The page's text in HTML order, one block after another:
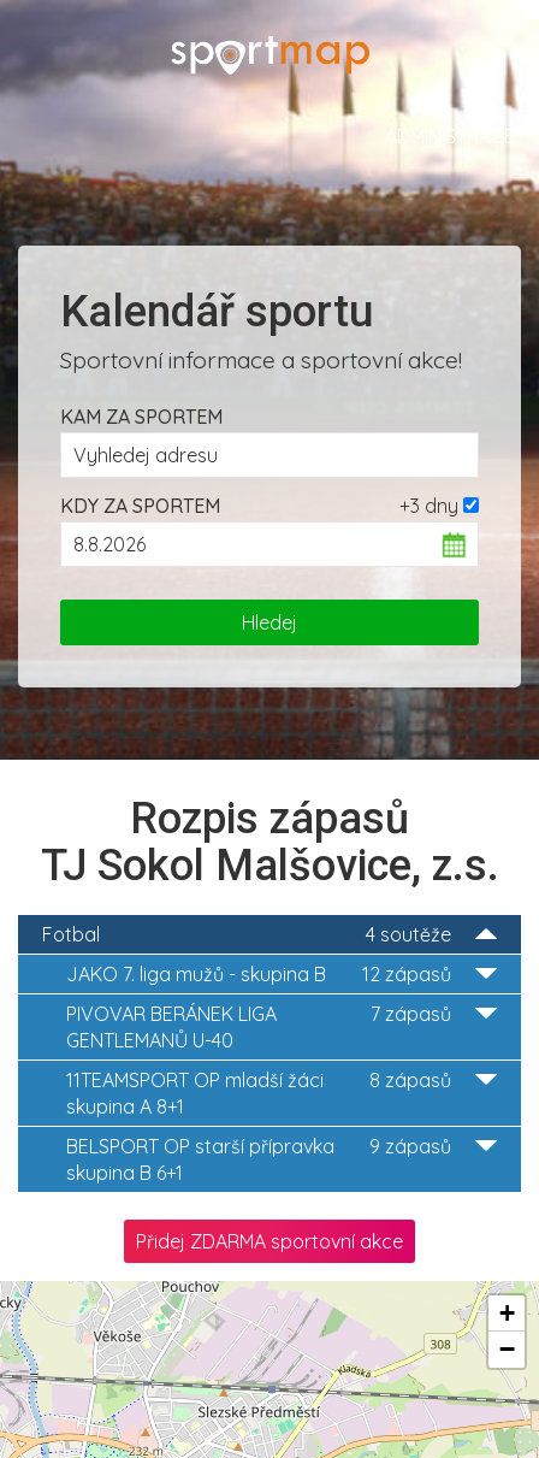
ADMINISTRACE
Kalendář sportu
Sportovní informace a sportovní akce!
KAM ZA SPORTEM
+3 dny
KDY ZA SPORTEM
Rozpis zápasů
TJ Sokol Malšovice, z.s.
4 soutěže
Fotbal
12 zápasů
JAKO 7. liga mužů - skupina B
7 zápasů
PIVOVAR BERÁNEK LIGA
GENTLEMANŮ U-40
8 zápasů
11TEAMSPORT OP mladší žáci
skupina A 8+1
9 zápasů
BELSPORT OP starší přípravka
skupina B 6+1
Přidej ZDARMA sportovní akce
+
−